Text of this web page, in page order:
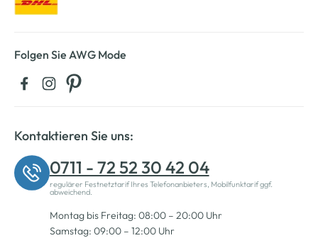
Folgen Sie AWG Mode
Kontaktieren Sie uns:
0711 - 72 52 30 42 04
regulärer Festnetztarif Ihres Telefonanbieters, Mobilfunktarif ggf.
abweichend.
Montag bis Freitag: 08:00 – 20:00 Uhr
Samstag: 09:00 – 12:00 Uhr